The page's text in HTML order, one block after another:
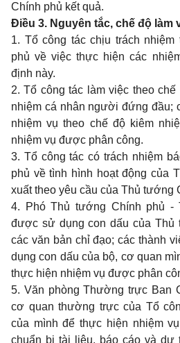
Chính phủ kết quả.
Điều 3. Nguyên tắc, chế độ làm
1. Tổ công tác chịu trách
phủ về việc thực hiện các
định này.
2.Tổ công tác làm việc theo
nhiệm cá nhân người đứng đầu;
nhiệm vụ theo chế độ kiêm
nhiệm vụ được phân công.
3. Tổ công tác có trách nhiệm
phủ về tình hình hoạt động của T
xuất theo yêu cầu của Thủ tướng
4.
Phó Thủ tướng Chính phủ -
được sử dụng con dấu của Thủ
các văn bản chỉ đạo; các thành
dụng con dấu của bộ, cơ quan
thực hiện nhiệm vụ được phân
5. Văn phòng Thường trực Ban
cơ quan thường trực của Tổ
của mình để thực hiện nhiệm
chuẩn bị tài liệu, báo cáo và dự